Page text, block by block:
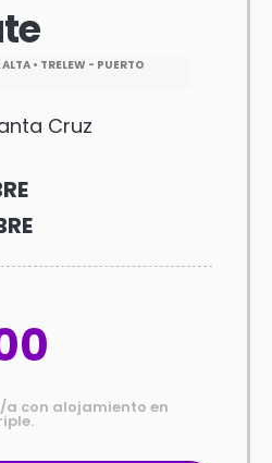
• TRELEW - PUERTO
Cruz
a con alojamiento en